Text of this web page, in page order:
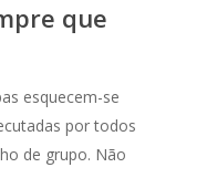
que
esquecem-se
por todos
de grupo. Não